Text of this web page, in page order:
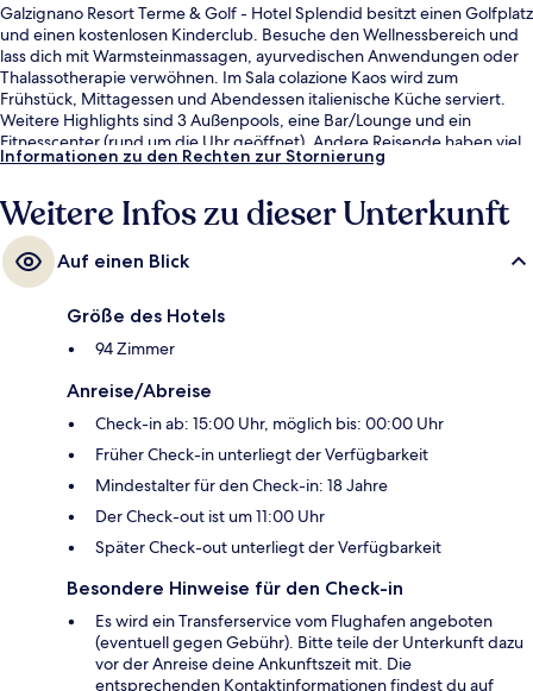
Galzignano Resort Terme & Golf - Hotel Splendid besitzt einen Golfplatz
und einen kostenlosen Kinderclub. Besuche den Wellnessbereich und
lass dich mit Warmsteinmassagen, ayurvedischen Anwendungen oder
Thalassotherapie verwöhnen. Im Sala colazione Kaos wird zum
Frühstück, Mittagessen und Abendessen italienische Küche serviert.
Weitere Highlights sind 3 Außenpools, eine Bar/Lounge und ein
Fitnesscenter (rund um die Uhr geöffnet). Andere Reisende haben viel
Gutes über das hilfsbereite Personal zu berichten.
Informationen zu den Rechten zur Stornierung
Weitere Infos zu dieser Unterkunft
Auf einen Blick
Größe des Hotels
94 Zimmer
Anreise/Abreise
Check-in ab: 15:00 Uhr, möglich bis: 00:00 Uhr
Früher Check-in unterliegt der Verfügbarkeit
Mindestalter für den Check-in: 18 Jahre
Der Check-out ist um 11:00 Uhr
Später Check-out unterliegt der Verfügbarkeit
Besondere Hinweise für den Check-in
Es wird ein Transferservice vom Flughafen angeboten
(eventuell gegen Gebühr). Bitte teile der Unterkunft dazu
vor der Anreise deine Ankunftszeit mit. Die
entsprechenden Kontaktinformationen findest du auf